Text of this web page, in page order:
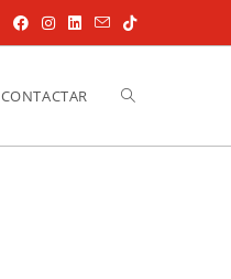
CONTACTAR